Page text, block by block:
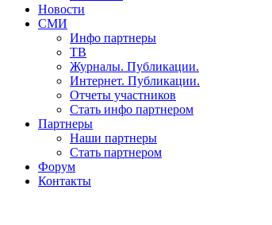
Новости
СМИ
Инфо партнеры
ТВ
Журналы. Публикации.
Интернет. Публикации.
Отчеты участников
Стать инфо партнером
Партнеры
Наши партнеры
Стать партнером
Форум
Контакты